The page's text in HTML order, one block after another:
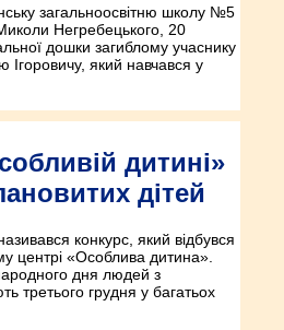
загальноосвітню школу №5
Негребецького, 20
дошки загиблому учаснику
який навчався у
дитині»
дітей
конкурс, який відбувся
центрі «Особлива дитина».
дня людей з
третього грудня у багатьох